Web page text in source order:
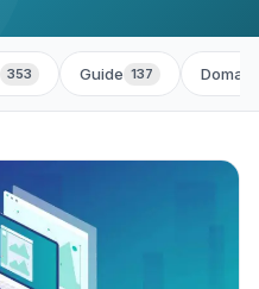
353 Guide 137